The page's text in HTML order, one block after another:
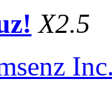
X2.5